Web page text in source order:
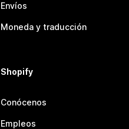
Envíos
Moneda y traducción
Shopify
Conócenos
Empleos